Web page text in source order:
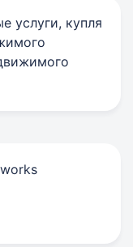
услуги, купля